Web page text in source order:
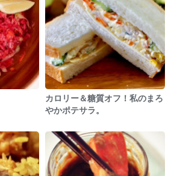
カロリー＆糖質オフ！私のまろ
やかポテサラ。